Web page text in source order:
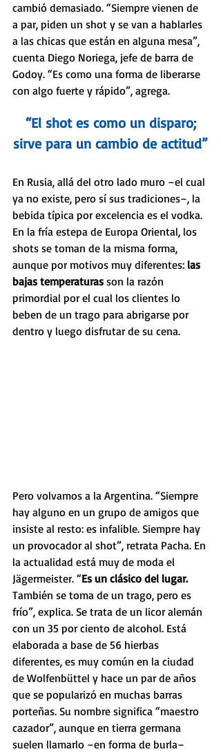
cambió demasiado. “Siempre vienen de
a par, piden un shot y se van a hablarles
a las chicas que están en alguna mesa”,
cuenta Diego Noriega, jefe de barra de
Godoy. “Es como una forma de liberarse
con algo fuerte y rápido”, agrega.
“El shot es como un disparo;
sirve para un cambio de actitud”
En Rusia, allá del otro lado muro –el cual
ya no existe, pero sí sus tradiciones–, la
bebida típica por excelencia es el vodka.
En la fría estepa de Europa Oriental, los
shots se toman de la misma forma,
aunque por motivos muy diferentes: las
bajas temperaturas son la razón
primordial por el cual los clientes lo
beben de un trago para abrigarse por
dentro y luego disfrutar de su cena.
Pero volvamos a la Argentina. “Siempre
hay alguno en un grupo de amigos que
insiste al resto: es infalible. Siempre hay
un provocador al shot”, retrata Pacha. En
la actualidad está muy de moda el
Jägermeister. “Es un clásico del lugar.
También se toma de un trago, pero es
frío”, explica. Se trata de un licor alemán
con un 35 por ciento de alcohol. Está
elaborada a base de 56 hierbas
diferentes, es muy común en la ciudad
de Wolfenbüttel y hace un par de años
que se popularizó en muchas barras
porteñas. Su nombre significa “maestro
cazador”, aunque en tierra germana
suelen llamarlo –en forma de burla–